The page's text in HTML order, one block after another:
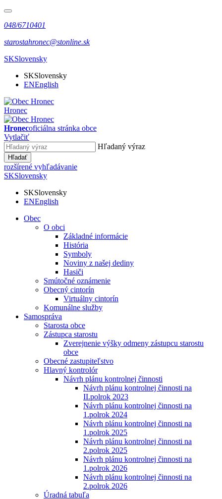
048/6710401
starostahronec@stonline.sk
SKSlovensky
SKSlovensky
ENEnglish
Hronec
Hronecoficiálna stránka obce
Vytlačiť
Hľadaný výraz
Hľadať
rozšírené vyhľadávanie
SKSlovensky
SKSlovensky
ENEnglish
Obec
O obci
Základné informácie
História
Symboly
Noviny z našej dediny
Hasiči
Smútočné oznámenie
Obecný cintorín
Virtuálny cintorín
Komunálne služby
Samospráva
Starosta obce
Zástupca starostu
Zverejnenie výšky odmeny zástupcu starostu
obce
Obecné zastupiteľstvo
Hlavný kontrolór
Návrh plánu kontrolnej činnosti
Návrh plánu kontrolnej činnosti na
II.polrok 2023
Návrh plánu kontrolnej činnosti na
1.polrok 2024
Návrh plánu kontrolnej činnosti na
1.polrok 2025
Návrh plánu kontrolnej činnosti na
2.polrok 2025
Návrh plánu kontrolnej činnosti na
1.polrok 2026
Návrh plánu kontrolnej činnosti na
2.polrok 2026
Úradná tabuľa